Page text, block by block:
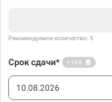
Рекомендуемое количество: 5
Срок сдачи* +100